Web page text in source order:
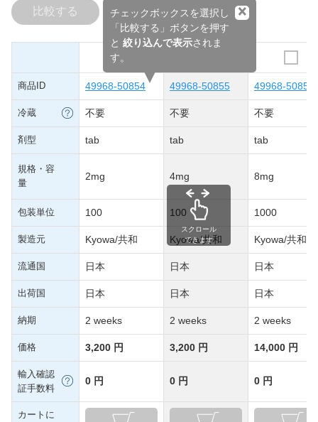
チェックボックスを選択し
「比較する」ボタンを押す
と 絞り込んで表示されま
す。
×
比較する
商品ID 49968-50854 49968-50855 49968-50856
冷蔵 不要 不要 不要
剤型 tab tab tab
規格・容
量
2mg 4mg 8mg
包装単位 100 100 1000
製造元 Kyowa/共和 Kyowa/共和 Kyowa/共和
流通国 日本 日本 日本
出荷国 日本 日本 日本
納期 2 weeks 2 weeks 2 weeks
価格 3,200 円 3,200 円 14,000 円
輸入確認
証手数料
0 円 0 円 0 円
カートに
スクロール
できます